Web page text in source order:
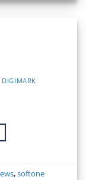
DIGIMARK
,softone